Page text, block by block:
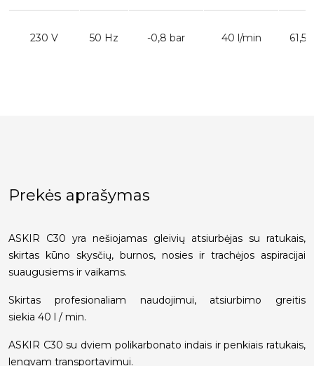
230 V 50 Hz -0,8 bar 40 l/min 61,5
Prekės aprašymas
ASKIR C30 yra nešiojamas gleivių atsiurbėjas su ratukais,
skirtas kūno skysčių, burnos, nosies ir trachėjos aspiracijai
suaugusiems ir vaikams.
Skirtas profesionaliam naudojimui, atsiurbimo greitis
siekia 40 l / min.
ASKIR C30 su dviem polikarbonato indais ir penkiais ratukais,
lengvam transportavimui.